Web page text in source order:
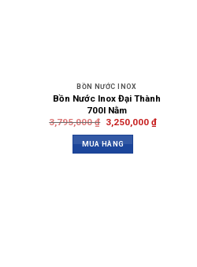
BỒN NƯỚC INOX
Bồn Nước Inox Đại Thành
700l Nằm
3,795,000₫ 3,250,000 ₫
MUA HÀNG